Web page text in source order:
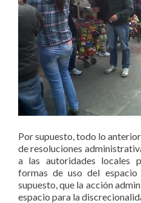
Por supuesto, todo lo
de resoluciones
a las autoridades locales
formas de uso del espacio
supuesto, que la acción
espacio para la